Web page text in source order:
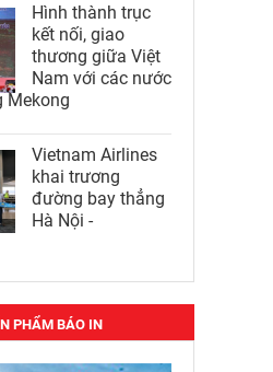
Hình thành trục
kết nối, giao
thương giữa Việt
Nam với các nước
Mekong
Vietnam Airlines
khai trương
đường bay thẳng
Hà Nội -
PHẨM BÁO IN